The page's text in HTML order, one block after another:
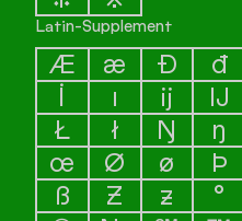
Latin-Supplement
Æ æ Đ đ
İ
ı ĳ Ĳ
Ł
ł Ŋ ŋ
œ
Ø ø Þ
ß
Ƶ ƶ °